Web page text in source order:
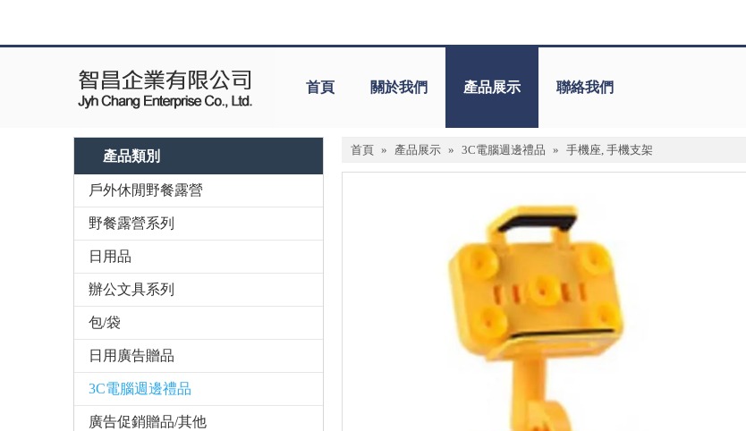
首頁 關於我們 產品展示 聯絡我們
產品類別
戶外休閒野餐露營
野餐露營系列
日用品
辦公文具系列
包/袋
日用廣告贈品
3C電腦週邊禮品
廣告促銷贈品/其他
首頁 » 產品展示 » 3C電腦週邊禮品 » 手機座, 手機支架